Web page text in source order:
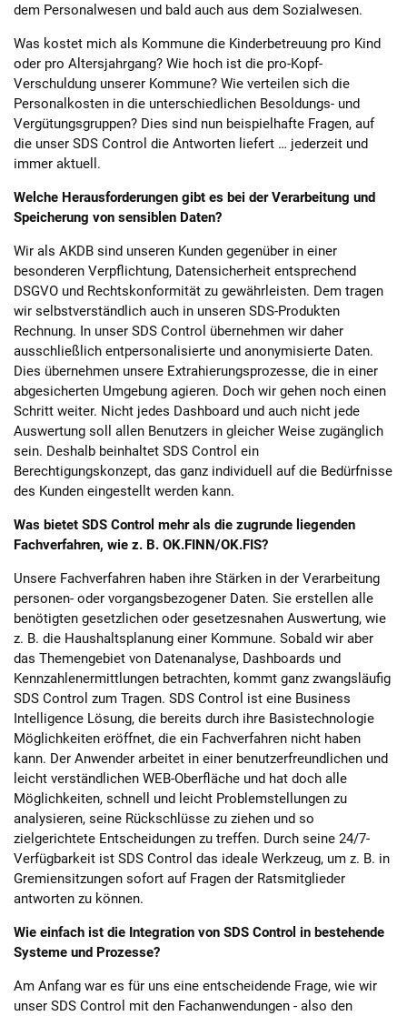
dem Personalwesen und bald auch aus dem Sozialwesen.
Was kostet mich als Kommune die Kinderbetreuung pro Kind
oder pro Altersjahrgang? Wie hoch ist die pro-Kopf-
Verschuldung unserer Kommune? Wie verteilen sich die
Personalkosten in die unterschiedlichen Besoldungs- und
Vergütungsgruppen? Dies sind nun beispielhafte Fragen, auf
die unser SDS Control die Antworten liefert … jederzeit und
immer aktuell.
Welche Herausforderungen gibt es bei der Verarbeitung und
Speicherung von sensiblen Daten?
Wir als AKDB sind unseren Kunden gegenüber in einer
besonderen Verpflichtung, Datensicherheit entsprechend
DSGVO und Rechtskonformität zu gewährleisten. Dem tragen
wir selbstverständlich auch in unseren SDS-Produkten
Rechnung. In unser SDS Control übernehmen wir daher
ausschließlich entpersonalisierte und anonymisierte Daten.
Dies übernehmen unsere Extrahierungsprozesse, die in einer
abgesicherten Umgebung agieren. Doch wir gehen noch einen
Schritt weiter. Nicht jedes Dashboard und auch nicht jede
Auswertung soll allen Benutzers in gleicher Weise zugänglich
sein. Deshalb beinhaltet SDS Control ein
Berechtigungskonzept, das ganz individuell auf die Bedürfnisse
des Kunden eingestellt werden kann.
Was bietet SDS Control mehr als die zugrunde liegenden
Fachverfahren, wie z. B. OK.FINN/OK.FIS?
Unsere Fachverfahren haben ihre Stärken in der Verarbeitung
personen- oder vorgangsbezogener Daten. Sie erstellen alle
benötigten gesetzlichen oder gesetzesnahen Auswertung, wie
z. B. die Haushaltsplanung einer Kommune. Sobald wir aber
das Themengebiet von Datenanalyse, Dashboards und
Kennzahlenermittlungen betrachten, kommt ganz zwangsläufig
SDS Control zum Tragen. SDS Control ist eine Business
Intelligence Lösung, die bereits durch ihre Basistechnologie
Möglichkeiten eröffnet, die ein Fachverfahren nicht haben
kann. Der Anwender arbeitet in einer benutzerfreundlichen und
leicht verständlichen WEB-Oberfläche und hat doch alle
Möglichkeiten, schnell und leicht Problemstellungen zu
analysieren, seine Rückschlüsse zu ziehen und so
zielgerichtete Entscheidungen zu treffen. Durch seine 24/7-
Verfügbarkeit ist SDS Control das ideale Werkzeug, um z. B. in
Gremiensitzungen sofort auf Fragen der Ratsmitglieder
antworten zu können.
Wie einfach ist die Integration von SDS Control in bestehende
Systeme und Prozesse?
Am Anfang war es für uns eine entscheidende Frage, wie wir
unser SDS Control mit den Fachanwendungen - also den